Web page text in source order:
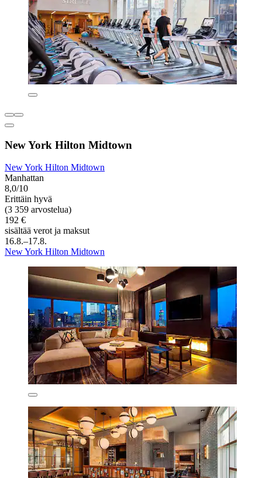
New York Hilton Midtown
New York Hilton Midtown
Manhattan
8,0/10
Erittäin hyvä
(3 359 arvostelua)
192 €
sisältää verot ja maksut
16.8.–17.8.
New York Hilton Midtown